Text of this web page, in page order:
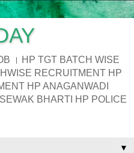
। HP TGT BATCH WISE
RECRUITMENT HP
HP ANAGANWADI
BHARTI HP POLICE
▼